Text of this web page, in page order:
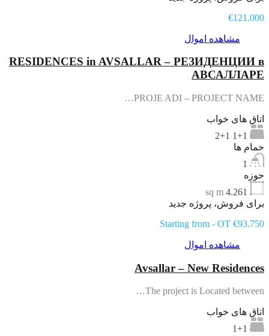
€121.000
مشاهده اموال
RESIDENCES in AVSALLAR – РЕЗИДЕНЦИИ в
АВСАЛЛАРЕ
PROJE ADI – PROJECT NAME…
اتاق های خواب
1+1 2+1
حمام ها
1
حوزه
4.261
sq m
برای فروش، پروژه جدید
Starting from - OT €93.750
مشاهده اموال
Avsallar – New Residences
The project is Located between…
اتاق های خواب
1+1